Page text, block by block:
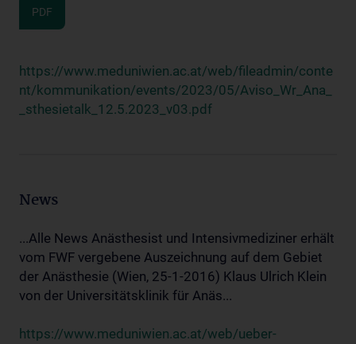
PDF
https://www.meduniwien.ac.at/web/fileadmin/conte
nt/kommunikation/events/2023/05/Aviso_Wr_Ana_
_sthesietalk_12.5.2023_v03.pdf
News
...Alle News Anästhesist und Intensivmediziner erhält
vom FWF vergebene Auszeichnung auf dem Gebiet
der Anästhesie (Wien, 25-1-2016) Klaus Ulrich Klein
von der Universitätsklinik für Anäs...
https://www.meduniwien.ac.at/web/ueber-